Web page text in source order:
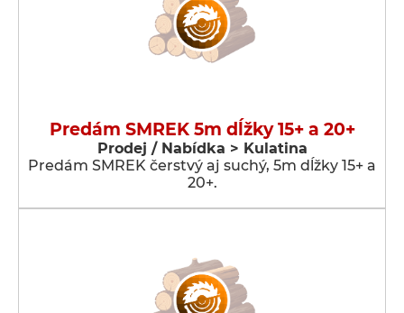
Predám SMREK 5m dĺžky 15+ a 20+
Prodej / Nabídka > Kulatina
Predám SMREK čerstvý aj suchý, 5m dĺžky 15+ a
20+.